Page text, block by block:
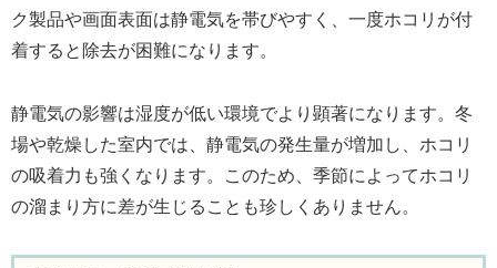
ク製品や画面表面は静電気を帯びやすく、一度ホコリが付
着すると除去が困難になります。
静電気の影響は湿度が低い環境でより顕著になります。冬
場や乾燥した室内では、静電気の発生量が増加し、ホコリ
の吸着力も強くなります。このため、季節によってホコリ
の溜まり方に差が生じることも珍しくありません。